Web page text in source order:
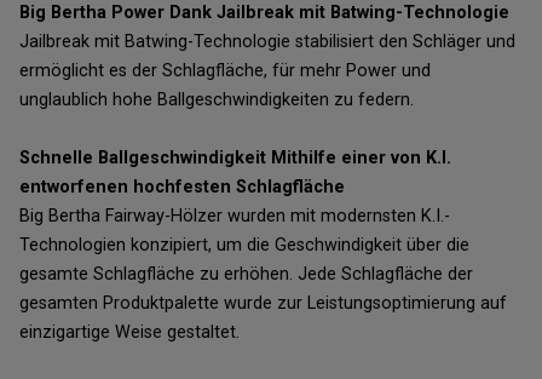
Big Bertha Power Dank Jailbreak mit Batwing-Technologie
Jailbreak mit Batwing-Technologie stabilisiert den Schläger und
ermöglicht es der Schlagfläche, für mehr Power und
unglaublich hohe Ballgeschwindigkeiten zu federn.
Schnelle Ballgeschwindigkeit Mithilfe einer von K.I.
entworfenen hochfesten Schlagfläche
Big Bertha Fairway-Hölzer wurden mit modernsten K.I.-
Technologien konzipiert, um die Geschwindigkeit über die
gesamte Schlagfläche zu erhöhen. Jede Schlagfläche der
gesamten Produktpalette wurde zur Leistungsoptimierung auf
einzigartige Weise gestaltet.